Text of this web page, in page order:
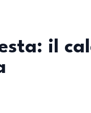
il